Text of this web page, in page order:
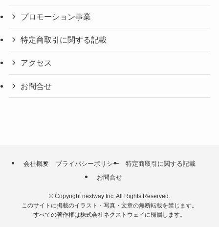
プロモーション事業
特定商取引に関する記載
アクセス
お問合せ
会社概要 プライバシーポリシー
特定商取引に関する記載
お問合せ
© Copyright nextway Inc. All Rights Reserved.
このサイトに掲載のイラスト・写真・文章の無断転載を禁じます。
すべての著作権は株式会社ネクストウェイに帰属します。